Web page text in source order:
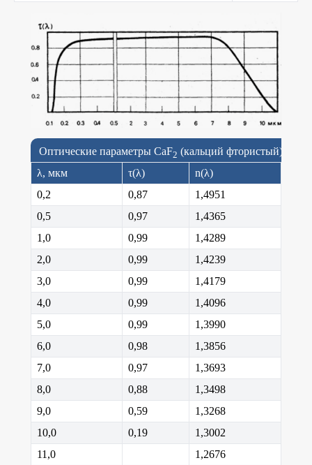
Оптические параметры CaF2 (кальций фтористый)
λ, мкм
τ(λ)
n(λ)
0,2
0,87
1,4951
0,5
0,97
1,4365
1,0
0,99
1,4289
2,0
0,99
1,4239
3,0
0,99
1,4179
4,0
0,99
1,4096
5,0
0,99
1,3990
6,0
0,98
1,3856
7,0
0,97
1,3693
8,0
0,88
1,3498
9,0
0,59
1,3268
10,0
0,19
1,3002
11,0
1,2676